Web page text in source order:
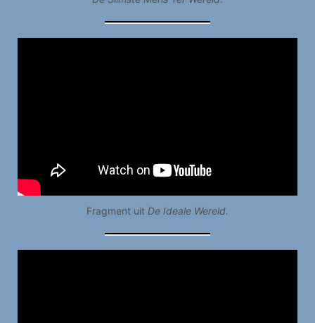
Fragment uit De Ideale Wereld.